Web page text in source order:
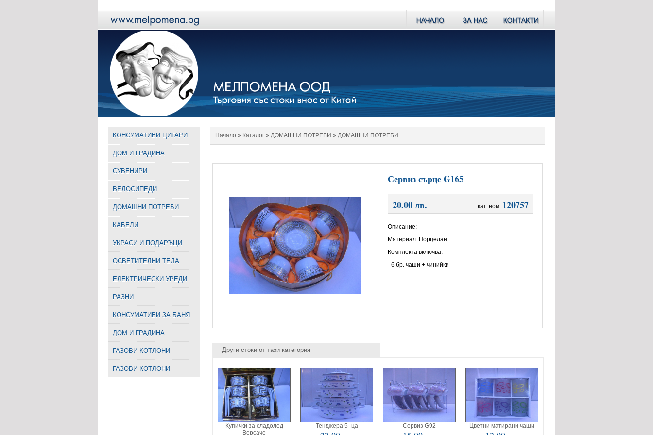
КОНСУМАТИВИ ЦИГАРИ
ДОМ И ГРАДИНА
СУВЕНИРИ
ВЕЛОСИПЕДИ
ДОМАШНИ ПОТРЕБИ
КАБЕЛИ
УКРАСИ И ПОДАРЪЦИ
ОСВЕТИТЕЛНИ ТЕЛА
EЛЕКТРИЧЕСКИ УРЕДИ
РАЗНИ
КОНСУМАТИВИ ЗА БАНЯ
ДОМ И ГРАДИНА
ГАЗОВИ КОТЛОНИ
ГАЗОВИ КОТЛОНИ
Начало » Каталог » ДОМАШНИ ПОТРЕБИ » ДОМАШНИ ПОТРЕБИ
Сервиз сърце G165
20.00 лв. кат. ном: 120757
Описание:
Материал: Порцелан
Комплекта включва:
- 6 бр. чаши + чинийки
Други стоки от тази категория
Купички за сладолед
Версаче
Тенджера 5 -ца Сервиз G92 Цветни матирани чаши